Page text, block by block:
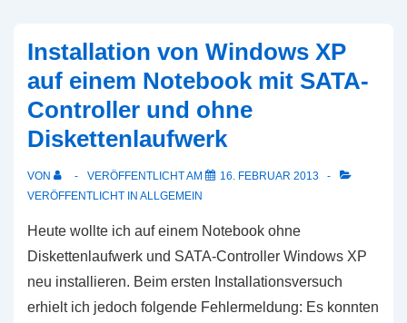
Installation von Windows XP
auf einem Notebook mit SATA-
Controller und ohne
Diskettenlaufwerk
VON VERÖFFENTLICHT AM
16. FEBRUAR 2013
VERÖFFENTLICHT IN ALLGEMEIN
Heute wollte ich auf einem Notebook ohne
Diskettenlaufwerk und SATA-Controller Windows XP
neu installieren. Beim ersten Installationsversuch
erhielt ich jedoch folgende Fehlermeldung: Es konnten